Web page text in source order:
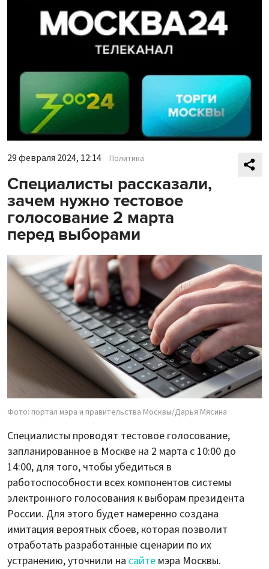
29 февраля 2024, 12:14 Политика
Специалисты рассказали,
зачем нужно тестовое
голосование 2 марта
перед выборами
Фото: портал мэра и правительства Москвы/Дарья Мясина
Специалисты проводят тестовое голосование,
запланированное в Москве на 2 марта с 10:00 до
14:00, для того, чтобы убедиться в
работоспособности всех компонентов системы
электронного голосования к выборам президента
России. Для этого будет намеренно создана
имитация вероятных сбоев, которая позволит
отработать разработанные сценарии по их
устранению, уточнили на сайте мэра Москвы.